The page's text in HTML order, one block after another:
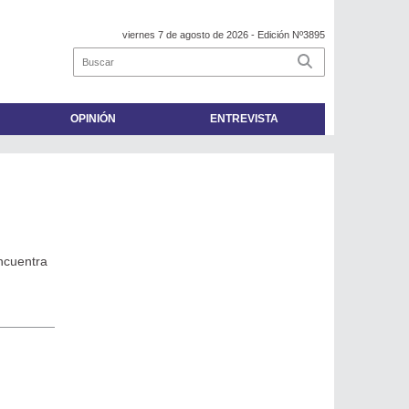
viernes 7 de agosto de 2026 - Edición Nº3895
OPINIÓN ENTREVISTA